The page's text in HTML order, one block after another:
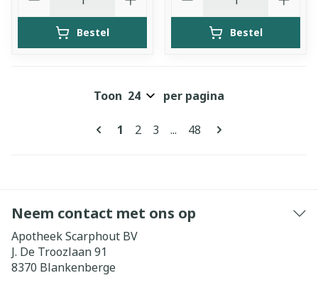
Bestel Bestel
Pagina's
U lees momenteel pagina
1 Pagina
2 Pagina
3 ... Pagina
48
Toon per pagina
Neem contact met ons op
Apotheek Scarphout BV
J. De Troozlaan 91
8370 Blankenberge